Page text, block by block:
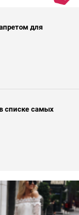
для
списке самых